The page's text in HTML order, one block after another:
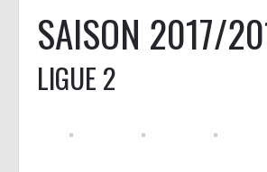
SAISON 2017/
LIGUE 2